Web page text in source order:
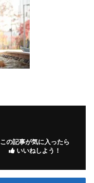
この記事が気に入ったら
いいねしよう！